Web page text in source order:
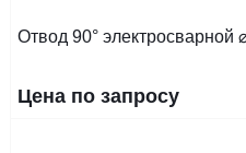
Отвод 90° электросварной
Цена по запросу